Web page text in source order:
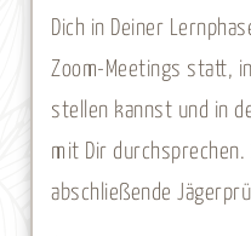
Dich in Deiner
Zoom-Meetings statt,
stellen kannst und in
mit Dir
abschließende